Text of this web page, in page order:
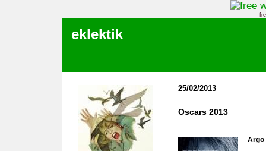
eklektik
25/02/2013
Oscars 2013
Argo